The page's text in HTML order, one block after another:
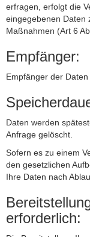
erfragen, erfolgt die
eingegebenen Daten
Maßnahmen (Art 6
Empfänger:
Empfänger der
Daten werden
Anfrage gelöscht.
Sofern es zu einem
den gesetzlichen
Ihre Daten nach
erforderlich: